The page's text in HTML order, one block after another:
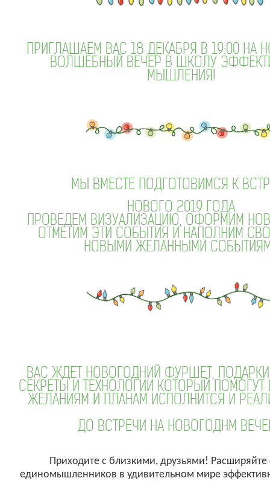
ПРИГЛАШАЕМ ВАС 18 ДЕКАБРЯ В 19:00 НА
ВОЛШЕБНЫЙ ВЕЧЕР В ШКОЛУ
МЫШЛЕНИЯ!
МЫ ВМЕСТЕ ПОДГОТОВИМСЯ К
НОВОГО 2019 ГОДА
ПРОВЕДЕМ ВИЗУАЛИЗАЦИЮ, ОФОРМИМ
ОТМЕТИМ ЭТИ СОБЫТИЯ И НАПОЛНИМ
НОВЫМИ ЖЕЛАННЫМИ
ВАС ЖДЕТ НОВОГОДНИЙ ФУРШЕТ,
СЕКРЕТЫ И ТЕХНОЛОГИИ КОТОРЫЙ
ЖЕЛАНИЯМ И ПЛАНАМ ИСПОЛНИТСЯ И
ДО ВСТРЕЧИ НА НОВОГОДНМ
Приходите с близкими, друзьями! Расширяйте
единомышленников в удивительном мире